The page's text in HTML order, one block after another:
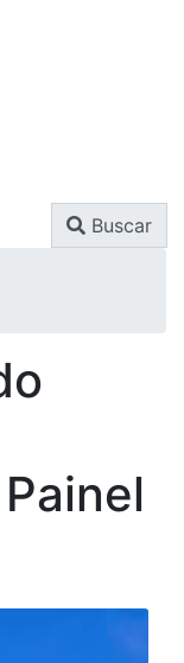
Buscar